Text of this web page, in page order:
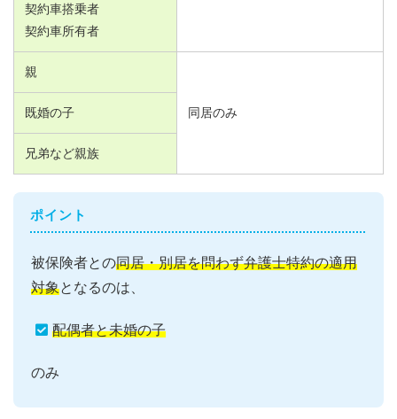
契約車搭乗者
契約車所有者
親
同居のみ
既婚の子
兄弟など親族
ポイント
被保険者との同居・別居を問わず弁護士特約の適用
対象となるのは、
配偶者と未婚の子
のみ